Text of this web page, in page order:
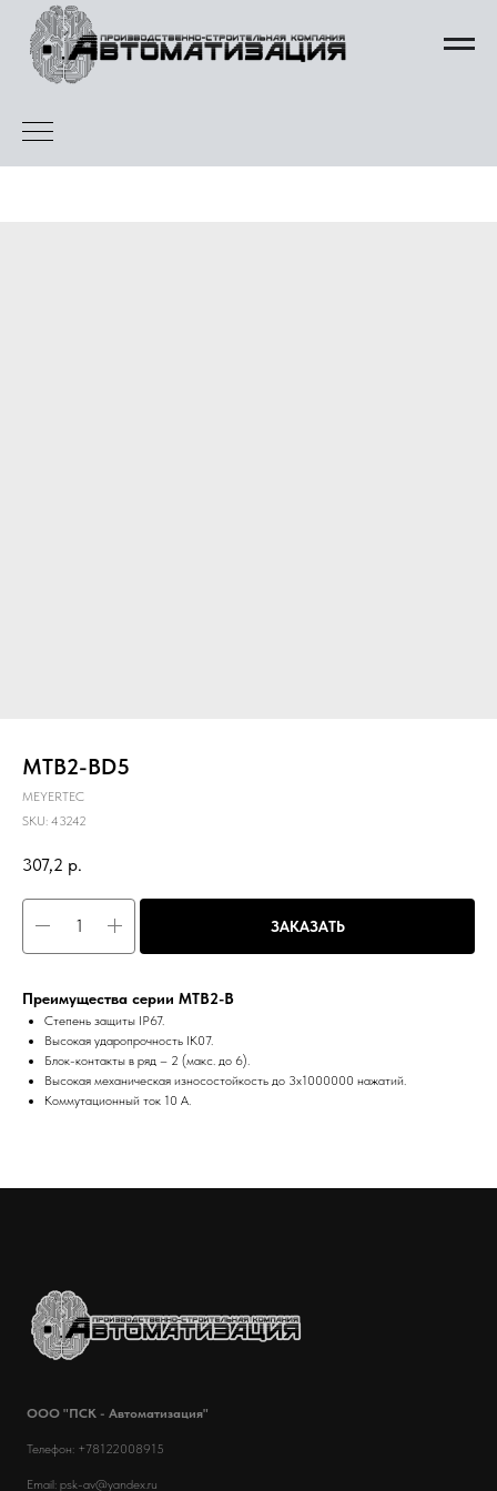
MTB2-BD5
MEYERTEC
SKU: 43242
307,2 р.
ЗАКАЗАТЬ
Преимущества серии MTB2-B
Степень защиты IP67.
Высокая ударопрочность IK07.
Блок-контакты в ряд – 2 (макс. до 6).
Высокая механическая износостойкость до 3x1000000 нажатий.
Коммутационный ток 10 А.
ООО "ПСК - Автоматизация"
Телефон: +78122008915
Email: psk-av@yandex.ru